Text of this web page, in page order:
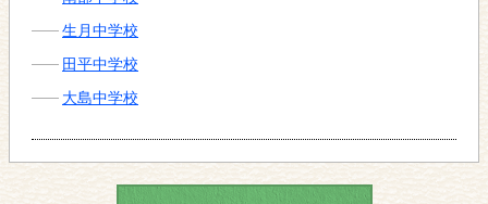
生月中学校
田平中学校
大島中学校